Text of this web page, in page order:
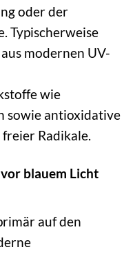
oder der
Typischerweise
modernen UV-
wie
sowie antioxidative
Radikale.
blauem Licht
auf den